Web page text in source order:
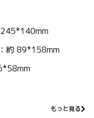
245*140mm
約 89*158mm
もっと見る